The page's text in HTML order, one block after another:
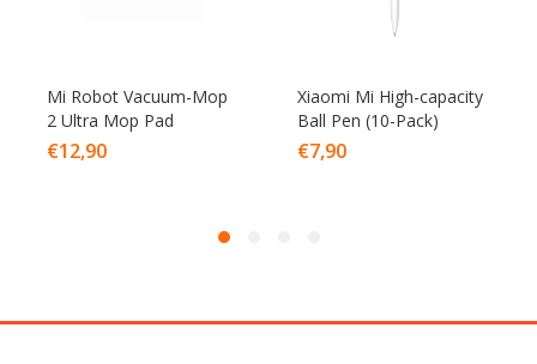
Mi Robot Vacuum-Mop
2 Ultra Mop Pad
€12,90
Xiaomi Mi High-capacity
Ball Pen (10-Pack)
€7,90